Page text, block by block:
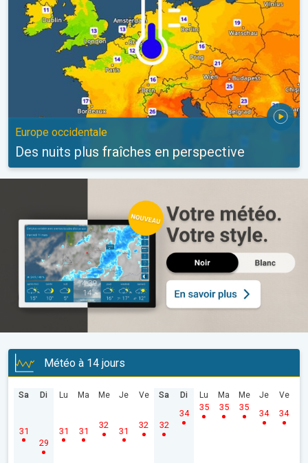
Europe occidentale
Des nuits plus fraîches en perspective
Météo à 14 jours
Sa
31
Di
29
Lu
31
Ma
31
Me
32
Je
31
Ve
32
Sa
32
Di
34
Lu
35
Ma
35
Me
35
Je
34
Ve
34